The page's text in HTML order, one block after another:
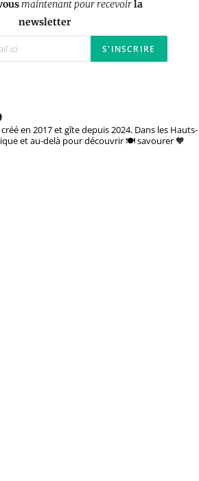
maintenant pour recevoirla
newsletter
en 2017 et gîte depuis 2024. Dans les Hauts-
et au-delà pour découvrir 🍽️ savourer 🧡